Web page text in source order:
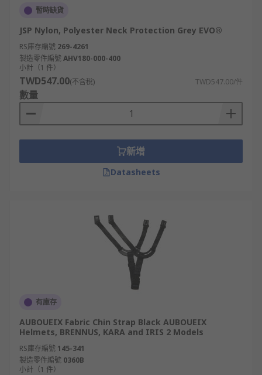
暫時缺貨
JSP Nylon, Polyester Neck Protection Grey EVO®
RS庫存編號 269-4261
製造零件編號AHV180-000-400
小計（1 件）
TWD547.00(不含稅) TWD547.00/件
數量
新增
Datasheets
有庫存
AUBOUEIX Fabric Chin Strap Black AUBOUEIX
Helmets, BRENNUS, KARA and IRIS 2 Models
RS庫存編號 145-341
製造零件編號 0360B
小計（1 件）